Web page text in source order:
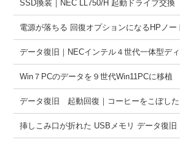
SSD換装｜NEC LL750/H 起動ドライブ交換
電源が落ちる 回復オプションになるHPノー
データ復旧｜NECインテル４世代一体型デ
Win７PCのデータを９世代Win11PCに移植
データ復旧 起動回復｜コーヒーをこぼし
挿しこみ口が折れた USBメモリ データ復旧